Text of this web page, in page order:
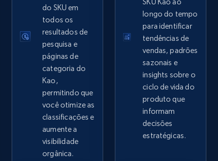
eBay - Collect records by category
URL, Product id, Title, Seller name, Seller rating,
Seller reviews, Breadcrumbs, Root category, and
more.
2.5K+ Comece agora
Google Shopping
URL, Product id, Title, Product description,
Rating, Reviews count, Images, Variations, and
do SKU em
todos os
resultados de
pesquisa e
páginas de
categoria do
Kao,
permitindo que
você otimize as
classificações e
aumente a
visibilidade
orgânica.
longo do tempo
para identificar
tendências de
vendas, padrões
sazonais e
insights sobre o
ciclo de vida do
produto que
informam
decisões
estratégicas.